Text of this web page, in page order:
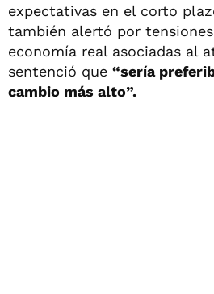
expectativas en el corto
también alertó por
economía real asociadas al
sentenció que “sería
cambio más alto”.